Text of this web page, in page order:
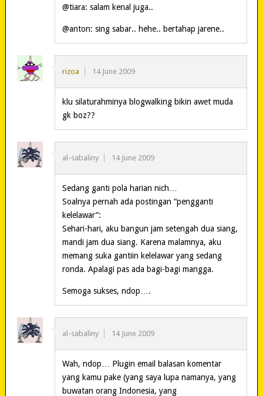
@tiara: salam kenal juga..
@anton: sing sabar.. hehe.. bertahap jarene..
rizoa 14 June 2009
klu silaturahminya blogwalking bikin awet muda
gk boz??
al-sabaliny 14 June 2009
Sedang ganti pola harian nich…
Soalnya pernah ada postingan “pengganti
kelelawar”:
Sehari-hari, aku bangun jam setengah dua siang,
mandi jam dua siang. Karena malamnya, aku
memang suka gantiin kelelawar yang sedang
ronda. Apalagi pas ada bagi-bagi mangga.
Semoga sukses, ndop….
al-sabaliny 14 June 2009
Wah, ndop… Plugin email balasan komentar
yang kamu pake (yang saya lupa namanya, yang
buwatan orang Indonesia, yang